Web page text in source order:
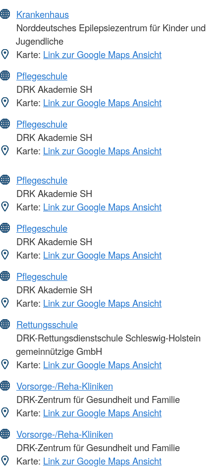
Krankenhaus
Norddeutsches Epilepsiezentrum für Kinder und
Jugendliche
Karte: Link zur Google Maps Ansicht
Pflegeschule
DRK Akademie SH
Karte: Link zur Google Maps Ansicht
Pflegeschule
DRK Akademie SH
Karte: Link zur Google Maps Ansicht
Pflegeschule
DRK Akademie SH
Karte: Link zur Google Maps Ansicht
Pflegeschule
DRK Akademie SH
Karte: Link zur Google Maps Ansicht
Pflegeschule
DRK Akademie SH
Karte: Link zur Google Maps Ansicht
Rettungsschule
DRK-Rettungsdienstschule Schleswig-Holstein
gemeinnützige GmbH
Karte: Link zur Google Maps Ansicht
Vorsorge-/Reha-Kliniken
DRK-Zentrum für Gesundheit und Familie
Karte: Link zur Google Maps Ansicht
Vorsorge-/Reha-Kliniken
DRK-Zentrum für Gesundheit und Familie
Karte: Link zur Google Maps Ansicht